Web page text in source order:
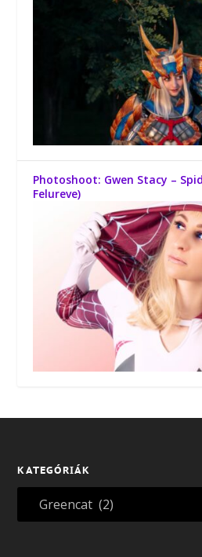
Photoshoot: Gwen Stacy –
Felureve)
KATEGÓRIÁK